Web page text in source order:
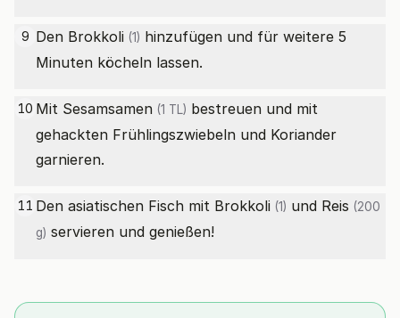
9 Den Brokkoli (1) hinzufügen und für weitere 5
Minuten köcheln lassen.
10 Mit Sesamsamen (1 TL) bestreuen und mit
gehackten Frühlingszwiebeln und Koriander
garnieren.
11 Den asiatischen Fisch mit Brokkoli (1) und Reis (200
g) servieren und genießen!